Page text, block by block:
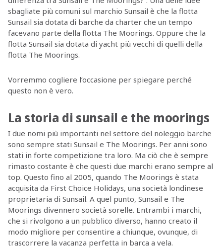
sbagliate più comuni sul marchio Sunsail è che la flotta
Sunsail sia dotata di barche da charter che un tempo
facevano parte della flotta The Moorings. Oppure che la
flotta Sunsail sia dotata di yacht più vecchi di quelli della
flotta The Moorings.
Vorremmo cogliere l’occasione per spiegare perché
questo non è vero.
La storia di sunsail e the moorings
I due nomi più importanti nel settore del noleggio barche
sono sempre stati Sunsail e The Moorings. Per anni sono
stati in forte competizione tra loro. Ma ciò che è sempre
rimasto costante è che questi due marchi erano sempre al
top. Questo fino al 2005, quando The Moorings è stata
acquisita da First Choice Holidays, una società londinese
proprietaria di Sunsail. A quel punto, Sunsail e The
Moorings divennero società sorelle. Entrambi i marchi,
che si rivolgono a un pubblico diverso, hanno creato il
modo migliore per consentire a chiunque, ovunque, di
trascorrere la vacanza perfetta in barca a vela.